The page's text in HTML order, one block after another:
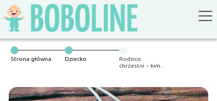
Strona główna Dziecko Rodzice
chrzestni – kim